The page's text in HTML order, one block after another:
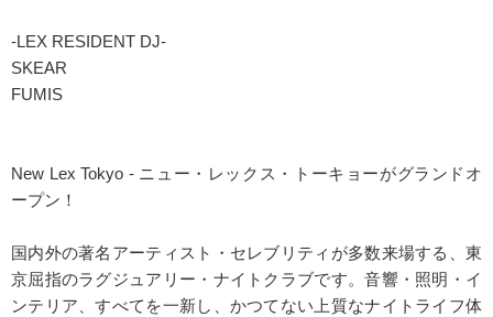
-LEX RESIDENT DJ-
SKEAR
FUMIS
New Lex Tokyo - ニュー・レックス・トーキョーがグランドオ
ープン！
国内外の著名アーティスト・セレブリティが多数来場する、東
京屈指のラグジュアリー・ナイトクラブです。音響・照明・イ
ンテリア、すべてを一新し、かつてない上質なナイトライフ体